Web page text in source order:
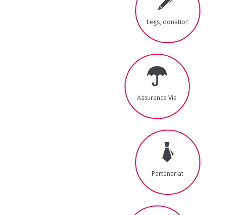
Legs, donation
Assurance Vie
Partenariat